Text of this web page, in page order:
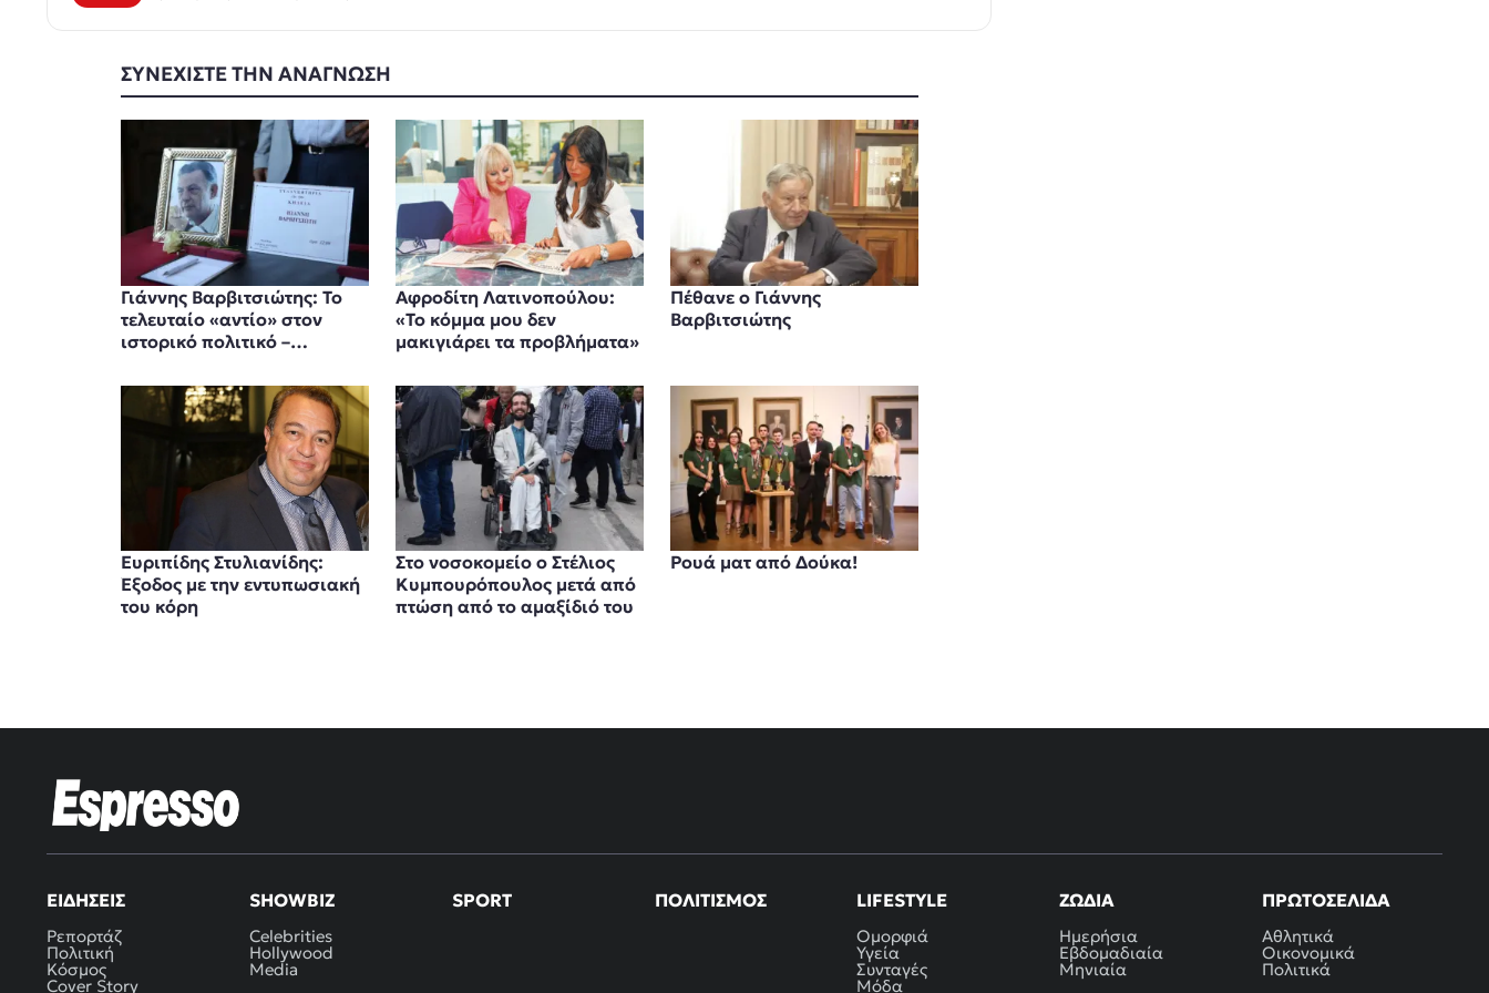
ΣΥΝΕΧΙΣΤΕ ΤΗΝ ΑΝΑΓΝΩΣΗ
Γιάννης Βαρβιτσιώτης: Το
τελευταίο «αντίο» στον
ιστορικό πολιτικό –
Αφροδίτη Λατινοπούλου:
«Το κόμμα μου δεν
μακιγιάρει τα προβλήματα»
Πέθανε ο Γιάννης
Βαρβιτσιώτης
Ευριπίδης Στυλιανίδης:
Έξοδος με την εντυπωσιακή
του κόρη
Στο νοσοκομείο ο Στέλιος
Κυμπουρόπουλος μετά από
πτώση από το αμαξίδιό του
Ρουά ματ από Δούκα!
ΕΙΔΉΣΕΙΣ
Ρεπορτάζ
Πολιτική
Κόσμος
Cover Story
SHOWBIZ
Celebrities
Hollywood
Media
SPORT ΠΟΛΙΤΙΣΜΌΣ LIFESTYLE
Ομορφιά
Υγεία
Συνταγές
Μόδα
ΖΏΔΙΑ
Ημερήσια
Εβδομαδιαία
Μηνιαία
ΠΡΩΤΟΣΈΛΙΔΑ
Αθλητικά
Οικονομικά
Πολιτικά